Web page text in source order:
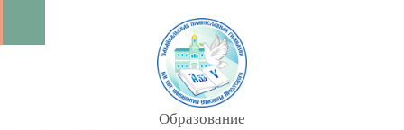
Образование